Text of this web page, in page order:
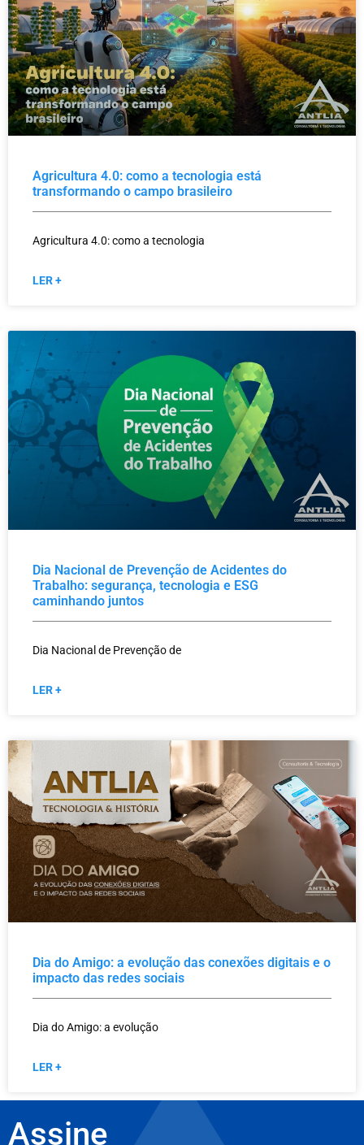
Agricultura 4.0: como a tecnologia está
transformando o campo brasileiro
Agricultura 4.0: como a tecnologia
LER +
Dia Nacional de Prevenção de Acidentes do
Trabalho: segurança, tecnologia e ESG
caminhando juntos
Dia Nacional de Prevenção de
LER +
Dia do Amigo: a evolução das conexões digitais e o
impacto das redes sociais
Dia do Amigo: a evolução
LER +
Assine